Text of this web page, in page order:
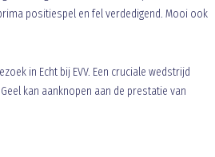
positiespel en fel verdedigend. Mooi ook
in Echt bij EVV. Een cruciale wedstrijd
kan aanknopen aan de prestatie van